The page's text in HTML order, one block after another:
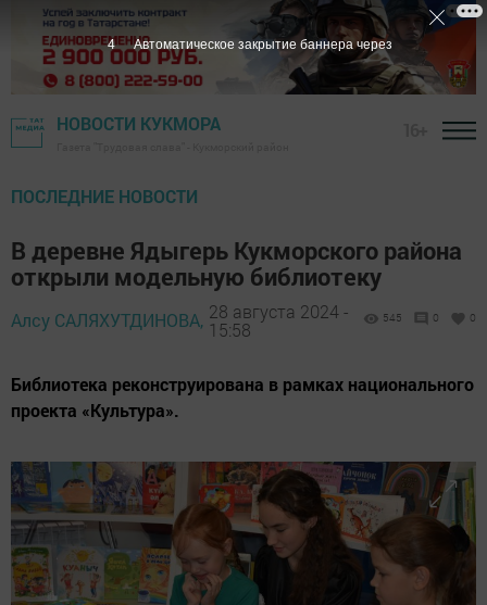
НОВОСТИ КУКМОРА
ПОСЛЕДНИЕ НОВОСТИ
В деревне Ядыгерь Кукморского района
открыли модельную библиотеку
Алсу САЛЯХУТДИНОВА, 28 августа 2024 -
15:58
545 0 0
Библиотека реконструирована в рамках национального
проекта «Культура».
2 Автоматическое закрытие баннера через